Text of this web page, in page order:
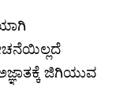
ಜಿಗಿಯುವ